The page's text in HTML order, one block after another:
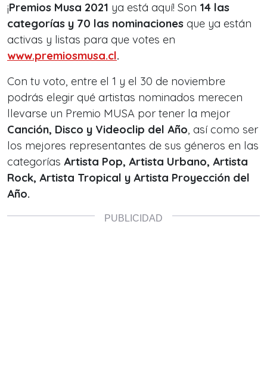
¡Premios Musa 2021 ya está aquí! Son 14 las
categorías y 70 las nominaciones que ya están
activas y listas para que votes en
www.premiosmusa.cl.
Con tu voto, entre el 1 y el 30 de noviembre
podrás elegir qué artistas nominados merecen
llevarse un Premio MUSA por tener la mejor
Canción, Disco y Videoclip del Año, así como ser
los mejores representantes de sus géneros en las
categorías Artista Pop, Artista Urbano, Artista
Rock, Artista Tropical y Artista Proyección del
Año.